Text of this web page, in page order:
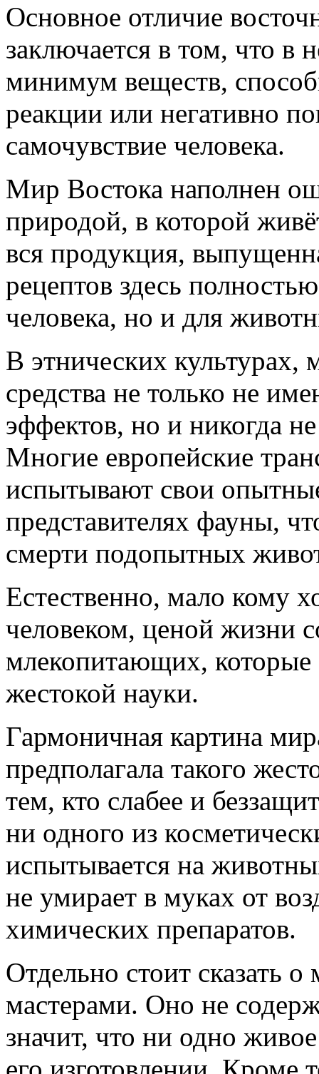
Основное отличие
заключается в том, что в
минимум веществ,
реакции или негативно
самочувствие человека.
Мир Востока наполнен
природой, в которой
вся продукция,
рецептов здесь
человека, но и для
В этнических культурах,
средства не только не
эффектов, но и никогда
Многие европейские
испытывают свои
представителях фауны,
смерти подопытных
Естественно, мало кому
человеком, ценой жизни
млекопитающих,
жестокой науки.
Гармоничная картина
предполагала такого
тем, кто слабее и
ни одного из
испытывается на
не умирает в муках от
химических препаратов.
Отдельно стоит сказать
мастерами. Оно не
значит, что ни одно